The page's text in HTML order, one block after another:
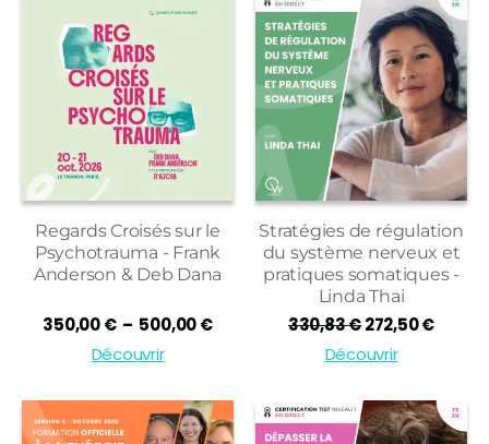
37,00
Regards Croisés sur le
Psychotrauma - Frank
Anderson & Deb Dana
350,00€ – 500,00€Plage
à
500,00 €
Découvrir
Stratégies de régulation
du système nerveux et
pratiques somatiques -
Linda Thai
330,83€Le
initial
330,83 €.
272,50€Le
Découvrir